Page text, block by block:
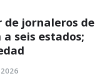
de jornaleros de
seis estados;